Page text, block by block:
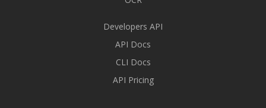
Developers API
API Docs
CLI Docs
API Pricing